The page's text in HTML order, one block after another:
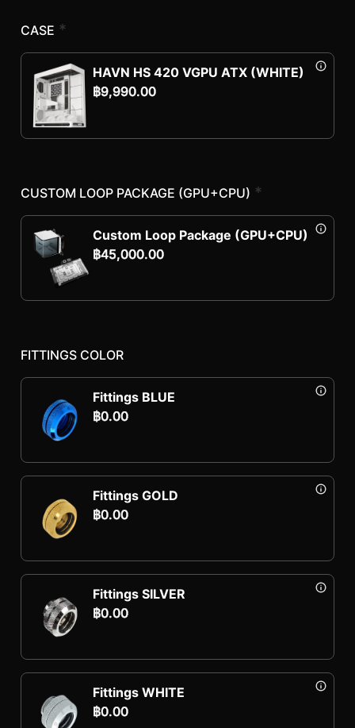
CASE *
HAVN HS 420 VGPU ATX (WHITE)
฿9,990.00
CUSTOM LOOP PACKAGE (GPU+CPU) *
Custom Loop Package (GPU+CPU)
฿45,000.00
FITTINGS COLOR
Fittings BLUE
฿0.00
Fittings GOLD
฿0.00
Fittings SILVER
฿0.00
Fittings WHITE
฿0.00